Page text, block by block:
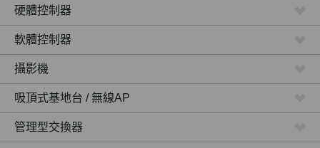
硬體控制器
軟體控制器
攝影機
吸頂式基地台 / 無線AP
管理型交換器